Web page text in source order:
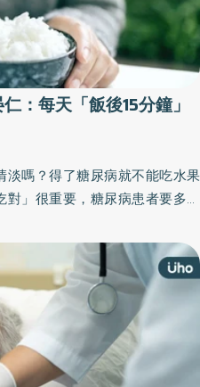
別注意避免感染，免疫力低下的
避免重症機會。目前只要滿2個
合一疫苗一起施打也沒問題，
帶來的危害。
：每天「飯後15分鐘」
嗎？得了糖尿病就不能吃水果
」很重要，糖尿病患者要多攝
簡單控糖，還能幫助減重。